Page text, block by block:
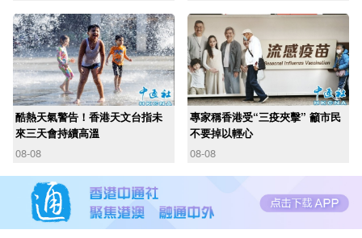
酷熱天氣警告！香港天文台指未
來三天會持續高溫
08-08
專家稱香港受“三疫夾擊” 籲市民
不要掉以輕心
08-08